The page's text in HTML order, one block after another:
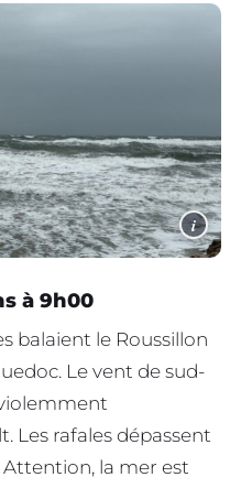
i
à 9h00
balaient le Roussillon
Le vent de sud-
Les rafales dépassent
Attention, la mer est